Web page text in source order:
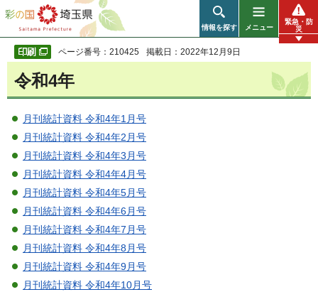
彩の国 埼玉県
情報を探す メニュー
緊急・防
災
ページ番号：210425 掲載日：2022年12月9日
令和4年
月刊統計資料 令和4年1月号
月刊統計資料 令和4年2月号
月刊統計資料 令和4年3月号
月刊統計資料 令和4年4月号
月刊統計資料 令和4年5月号
月刊統計資料 令和4年6月号
月刊統計資料 令和4年7月号
月刊統計資料 令和4年8月号
月刊統計資料 令和4年9月号
月刊統計資料 令和4年10月号